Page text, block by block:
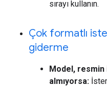
sırayı kullanın.
Çok formatlı
giderme
Model, resmin
almıyorsa: